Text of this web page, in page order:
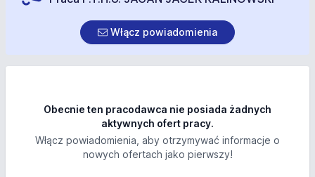
Włącz powiadomienia
Obecnie ten pracodawca nie posiada żadnych
aktywnych ofert pracy.
Włącz powiadomienia, aby otrzymywać informacje o
nowych ofertach jako pierwszy!